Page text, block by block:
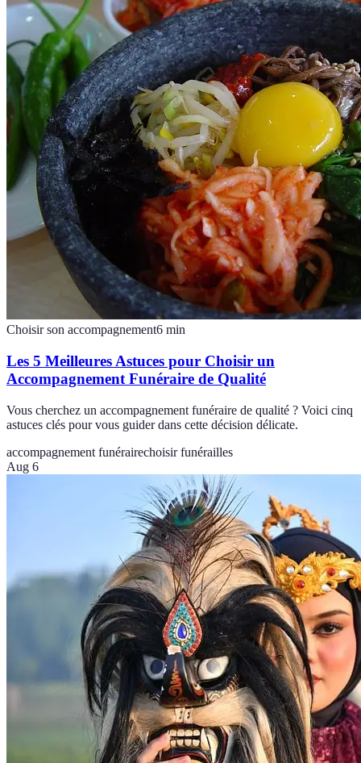
Choisir son accompagnement6 min
Les 5 Meilleures Astuces pour Choisir un
Accompagnement Funéraire de Qualité
Vous cherchez un accompagnement funéraire de qualité ? Voici cinq
astuces clés pour vous guider dans cette décision délicate.
accompagnement funérairechoisir funérailles
Aug 6